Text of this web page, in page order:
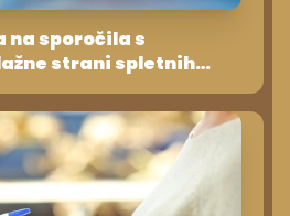
na sporočila s
strani spletnih